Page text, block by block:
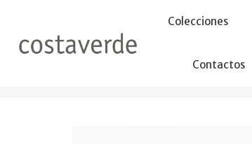
Colecciones
Contactos